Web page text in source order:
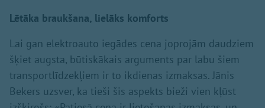
Lētāka braukšana, lielāks komforts
Lai gan elektroauto iegādes cena joprojām daudziem
šķiet augsta, būtiskākais arguments par labu šiem
transportlīdzekļiem ir to ikdienas izmaksas. Jānis
Bekers uzsver, ka tieši šis aspekts bieži vien kļūst